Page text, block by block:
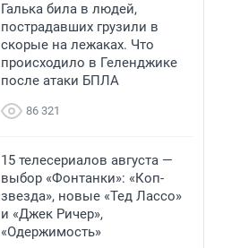
Галька била в людей,
пострадавших грузили в
скорые на лежаках. Что
происходило в Геленджике
после атаки БПЛА
86 321
15 телесериалов августа —
выбор «Фонтанки»: «Коп-
звезда», новые «Тед Лассо»
и «Джек Ричер»,
«Одержимость»